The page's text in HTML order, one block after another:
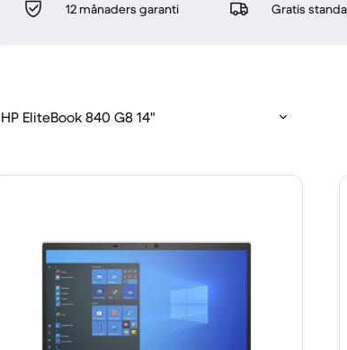
12 månaders garanti Gratis
HP EliteBook 840 G8 14"